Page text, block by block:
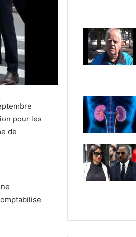
pour les
de